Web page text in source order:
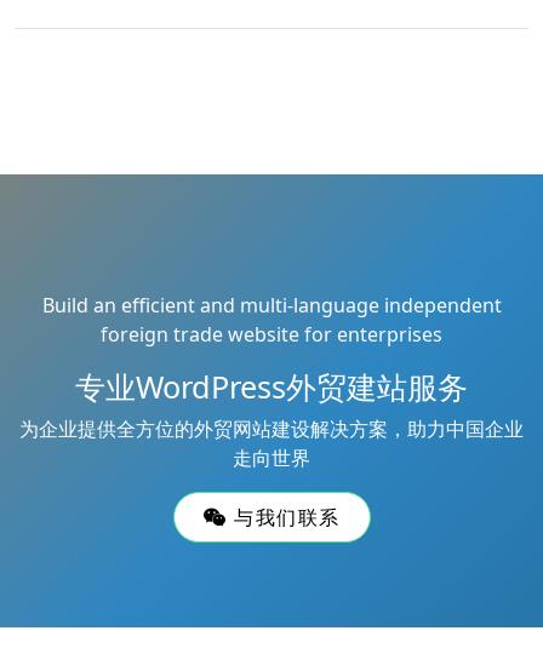
Build an efficient and multi-language independent
foreign trade website for enterprises
专业WordPress外贸建站服务
为企业提供全方位的外贸网站建设解决方案，助力中国企业
走向世界
与我们联系